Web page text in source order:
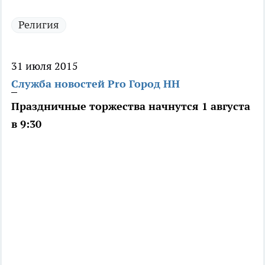
Религия
31 июля 2015
Служба новостей Pro Город НН
Праздничные торжества начнутся 1 августа
в 9:30